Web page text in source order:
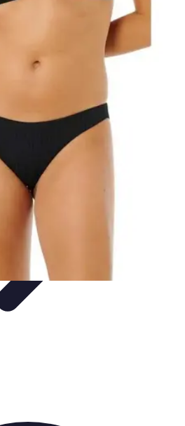
Escapadas en la NaturalezaEscapadas